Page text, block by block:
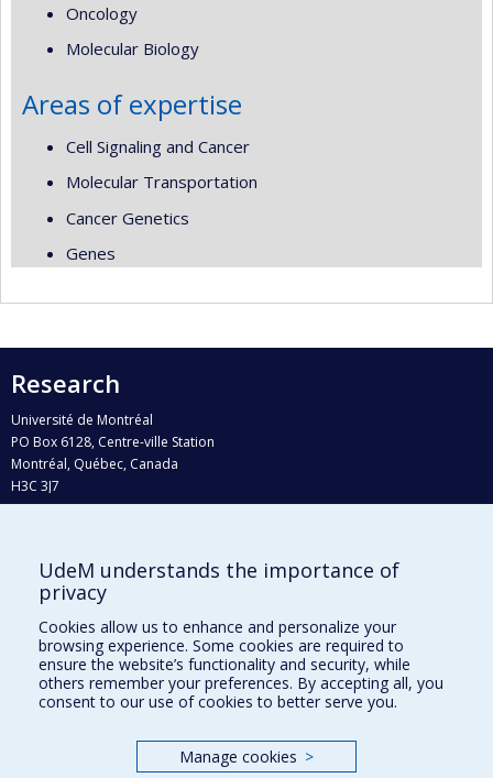
Oncology
Molecular Biology
Areas of expertise
Cell Signaling and Cancer
Molecular Transportation
Cancer Genetics
Genes
Research
Université de Montréal
PO Box 6128, Centre-ville Station
Montréal, Québec, Canada
H3C 3J7
Who does what?
Find us
Site map
Accessibility
UdeM understands the importance of
privacy
Cookies allow us to enhance and personalize your
browsing experience. Some cookies are required to
ensure the website’s functionality and security, while
others remember your preferences. By accepting all, you
consent to our use of cookies to better serve you.
Manage cookies >